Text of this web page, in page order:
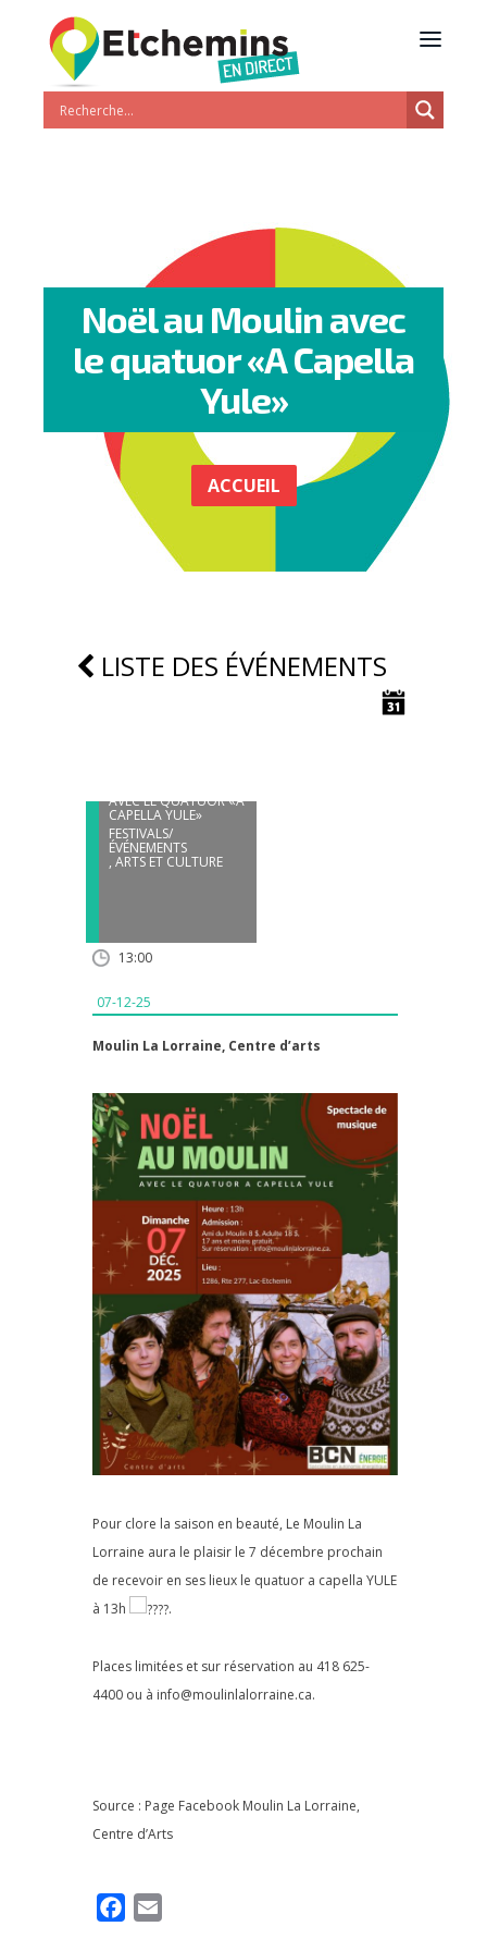
Noël au Moulin avec
le quatuor «A Capella
Yule»
ACCUEIL
LISTE DES ÉVÉNEMENTS
AVEC LE QUATUOR «A
CAPELLA YULE»
FESTIVALS/
ÉVÉNEMENTS
,ARTS ET CULTURE
13:00
07-12-25
Moulin La Lorraine, Centre d’arts
Pour clore la saison en beauté, Le Moulin La
Lorraine aura le plaisir le 7 décembre prochain
de recevoir en ses lieux le quatuor a capella YULE
à 13h
.
Places limitées et sur réservation au 418 625-
4400 ou à info@moulinlalorraine.ca.
Source : Page Facebook Moulin La Lorraine,
Centre d’Arts